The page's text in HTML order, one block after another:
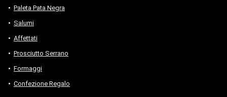
Paleta Pata Negra
Salumi
Affettati
Prosciutto Serrano
Formaggi
Confezione Regalo